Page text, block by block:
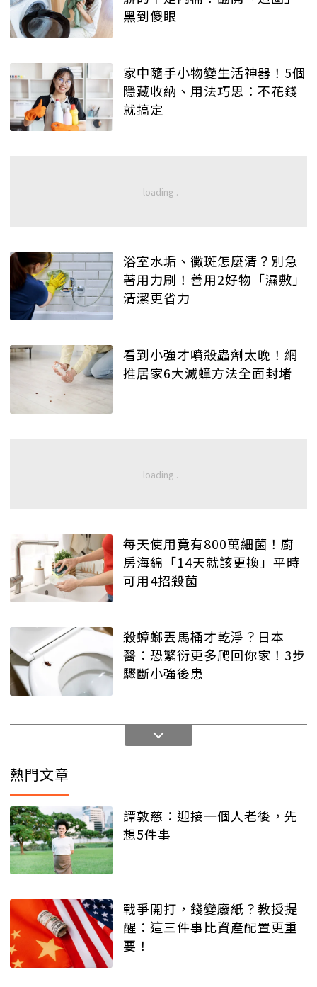
黑到傻眼
家中隨手小物變生活神器！5個
隱藏收納、用法巧思：不花錢
就搞定
浴室水垢、黴斑怎麼清？別急
著用力刷！善用2好物「濕敷」
清潔更省力
看到小強才噴殺蟲劑太晚！網
推居家6大滅蟑方法全面封堵
每天使用竟有800萬細菌！廚
房海綿「14天就該更換」平時
可用4招殺菌
殺蟑螂丟馬桶才乾淨？日本
醫：恐繁衍更多爬回你家！3步
驟斷小強後患
熱門文章
譚敦慈：迎接一個人老後，先
想5件事
戰爭開打，錢變廢紙？教授提
醒：這三件事比資產配置更重
要！